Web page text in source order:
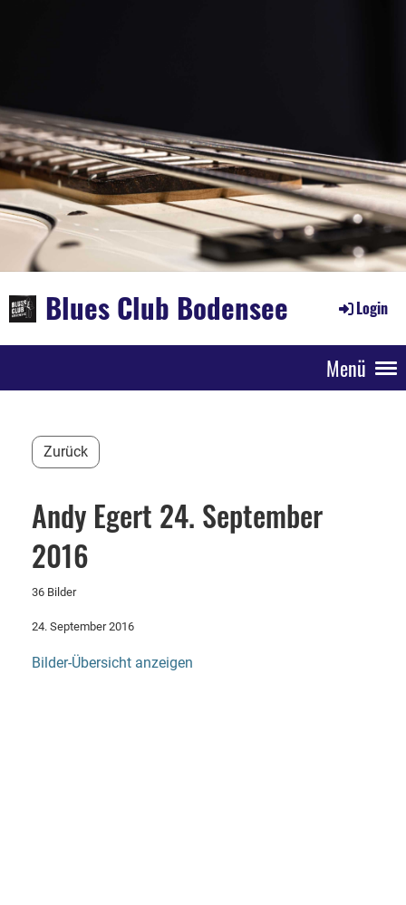
Blues Club Bodensee Login
Menü
Zurück
Andy Egert 24. September
2016
36 Bilder
24. September 2016
Bilder-Übersicht anzeigen